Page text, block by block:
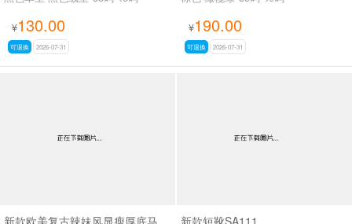
¥130.00
可退换 2026-07-31
¥190.00
可退换 2026-07-31
新款短靴SA111